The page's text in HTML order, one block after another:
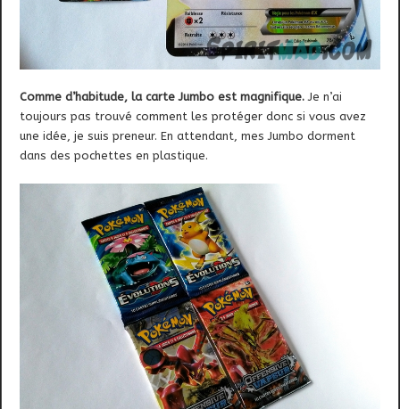
Comme d’habitude, la carte Jumbo est magnifique. Je n’ai
toujours pas trouvé comment les protéger donc si vous avez
une idée, je suis preneur. En attendant, mes Jumbo dorment
dans des pochettes en plastique.